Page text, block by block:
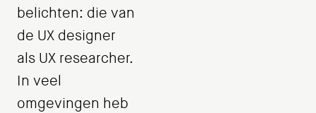
belichten: die van
de UX designer
als UX researcher.
In veel
omgevingen heb